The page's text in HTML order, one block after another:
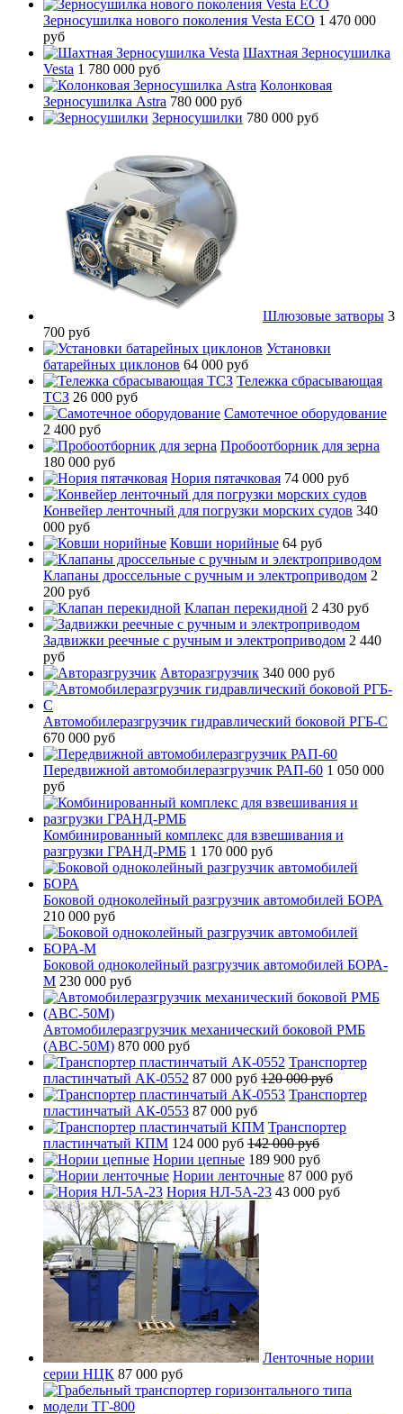
Зерносушилка нового поколения Vesta ECO 1 470 000
руб
Шахтная Зерносушилка
Vesta 1 780 000 руб
Колонковая
Зерносушилка Astra 780 000 руб
Зерносушилки 780 000 руб
Шлюзовые затворы 3
700 руб
Установки
батарейных циклонов 64 000 руб
Тележка сбрасывающая
ТСЗ 26 000 руб
Самотечное оборудование
2 400 руб
Пробоотборник для зерна
180 000 руб
Нория пятачковая 74 000 руб
Конвейер ленточный для погрузки морских судов 340
000 руб
Ковши норийные 64 руб
Клапаны дроссельные с ручным и электроприводом 2
200 руб
Клапан перекидной 2 430 руб
Задвижки реечные с ручным и электроприводом 2 440
руб
Авторазгрузчик 340 000 руб
Автомобилеразгрузчик гидравлический боковой РГБ-С
670 000 руб
Передвижной автомобилеразгрузчик РАП-60 1 050 000
руб
Комбинированный комплекс для взвешивания и
разгрузки ГРАНД-РМБ 1 170 000 руб
Боковой одноколейный разгрузчик автомобилей БОРА
210 000 руб
Боковой одноколейный разгрузчик автомобилей БОРА-
М 230 000 руб
Автомобилеразгрузчик механический боковой РМБ
(АВС-50М) 870 000 руб
Транспортер
пластинчатый АК-0552 87 000 руб 120 000 руб
Транспортер
пластинчатый АК-0553 87 000 руб
Транспортер
пластинчатый КПМ 124 000 руб 142 000 руб
Нории цепные 189 900 руб
Нории ленточные 87 000 руб
Нория НЛ-5А-23 43 000 руб
Ленточные нории
серии НЦК 87 000 руб